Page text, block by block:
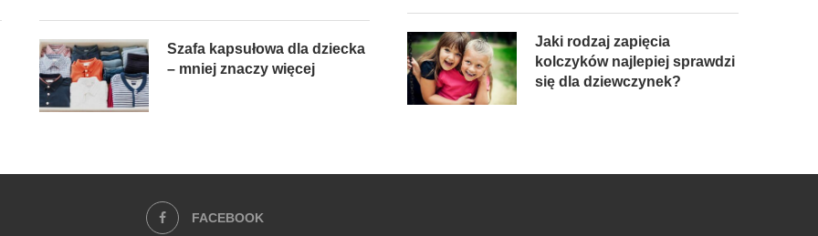
Szafa kapsułowa dla dziecka
– mniej znaczy więcej
Jaki rodzaj zapięcia
kolczyków najlepiej sprawdzi
się dla dziewczynek?
FACEBOOK